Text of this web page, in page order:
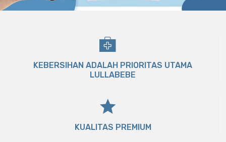
KEBERSIHAN ADALAH PRIORITAS UTAMA
LULLABEBE
KUALITAS PREMIUM